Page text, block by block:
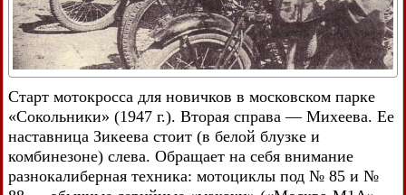
Старт мотокросса для новичков в московском парке
«Сокольники» (1947 г.). Вторая справа — Михеева. Ее
наставница Зикеева стоит (в белой блузке и
комбинезоне) слева. Обращает на себя внимание
разнокалиберная техника: мотоциклы под № 85 и №